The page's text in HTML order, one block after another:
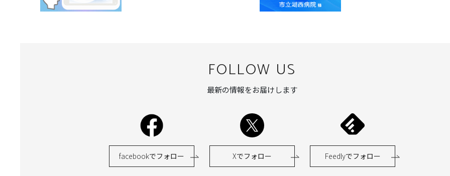
FOLLOW US
最新の情報をお届けします
facebookでフォロー Xでフォロー Feedlyでフォロー